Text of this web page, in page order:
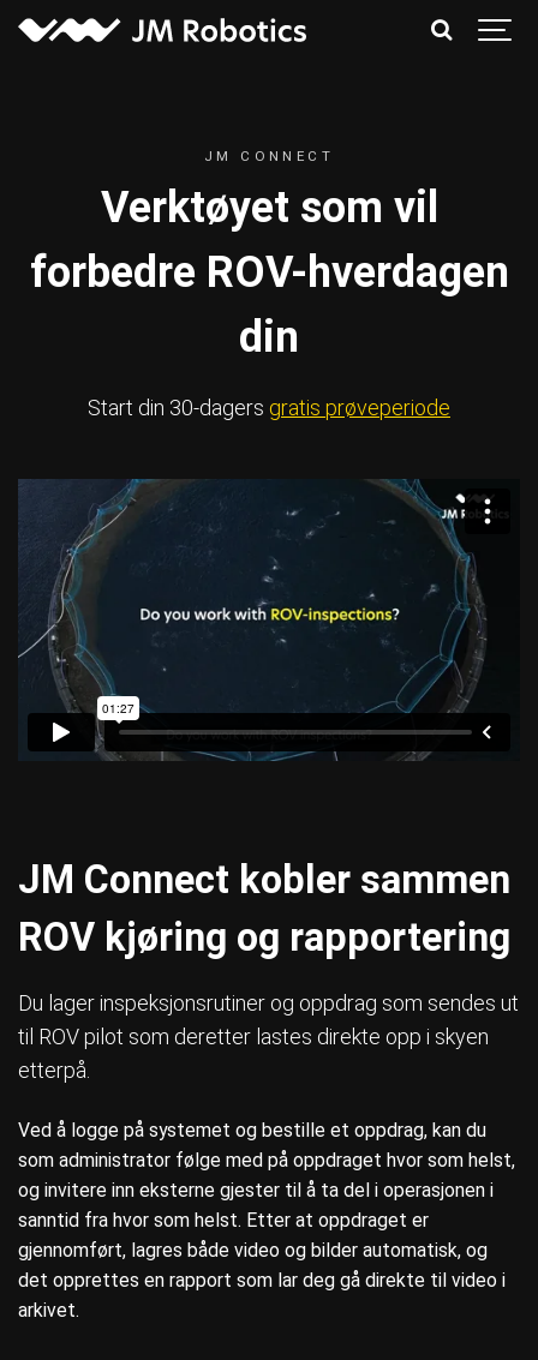
JM CONNECT
Verktøyet som vil
forbedre ROV-hverdagen
din
Start din 30-dagers gratis prøveperiode
JM Connect kobler sammen
ROV kjøring og rapportering
Du lager inspeksjonsrutiner og oppdrag som sendes ut
til ROV pilot som deretter lastes direkte opp i skyen
etterpå.
Ved å logge på systemet og bestille et oppdrag, kan du
som administrator følge med på oppdraget hvor som helst,
og invitere inn eksterne gjester til å ta del i operasjonen i
sanntid fra hvor som helst. Etter at oppdraget er
gjennomført, lagres både video og bilder automatisk, og
det opprettes en rapport som lar deg gå direkte til video i
arkivet.